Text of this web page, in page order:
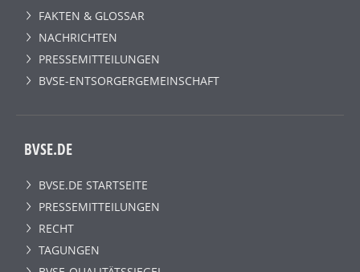
FAKTEN & GLOSSAR
NACHRICHTEN
PRESSEMITTEILUNGEN
BVSE-ENTSORGERGEMEINSCHAFT
BVSE.DE
BVSE.DE STARTSEITE
PRESSEMITTEILUNGEN
RECHT
TAGUNGEN